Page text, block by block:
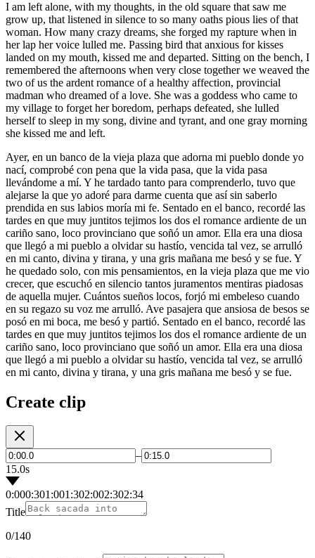
I am left alone, with my thoughts, in the old square that saw me
grow up, that listened in silence to so many oaths pious lies of that
woman. How many crazy dreams, she forged my rapture when in
her lap her voice lulled me. Passing bird that anxious for kisses
landed on my mouth, kissed me and departed. Sitting on the bench, I
remembered the afternoons when very close together we weaved the
two of us the ardent romance of a healthy affection, provincial
madman who dreamed of a love. She was a goddess who came to
my village to forget her boredom, perhaps defeated, she lulled
herself to sleep in my song, divine and tyrant, and one gray morning
she kissed me and left.
Ayer, en un banco de la vieja plaza que adorna mi pueblo donde yo
nací, comprobé con pena que la vida pasa, que la vida pasa
llevándome a mí. Y he tardado tanto para comprenderlo, tuvo que
alejarse la que yo adoré para darme cuenta que así sin saberlo
prendida en sus labios moría mi fe. Sentado en el banco, recordé las
tardes en que muy juntitos tejimos los dos el romance ardiente de un
cariño sano, loco provinciano que soñó un amor. Ella era una diosa
que llegó a mi pueblo a olvidar su hastío, vencida tal vez, se arrulló
en mi canto, divina y tirana, y una gris mañana me besó y se fue. Y
he quedado solo, con mis pensamientos, en la vieja plaza que me vio
crecer, que escuchó en silencio tantos juramentos mentiras piadosas
de aquella mujer. Cuántos sueños locos, forjó mi embeleso cuando
en su regazo su voz me arrulló. Ave pasajera que ansiosa de besos se
posó en mi boca, me besó y partió. Sentado en el banco, recordé las
tardes en que muy juntitos tejimos los dos el romance ardiente de un
cariño sano, loco provinciano que soñó un amor. Ella era una diosa
que llegó a mi pueblo a olvidar su hastío, vencida tal vez, se arrulló
en mi canto, divina y tirana, y una gris mañana me besó y se fue.
Create clip
–
15.0s
0:000:301:001:302:002:302:34
Title
0/140